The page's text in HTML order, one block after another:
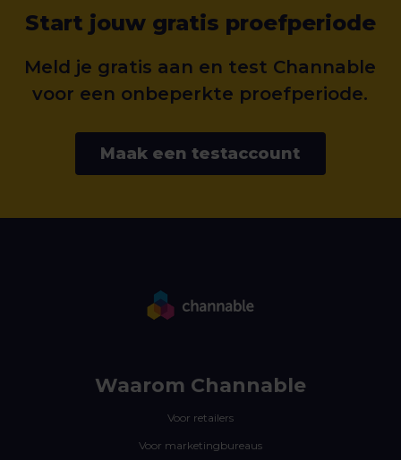
Start jouw gratis proefperiode
Meld je gratis aan en test Channable
voor een onbeperkte proefperiode.
Maak een testaccount
Waarom Channable
Voor retailers
Voor marketingbureaus